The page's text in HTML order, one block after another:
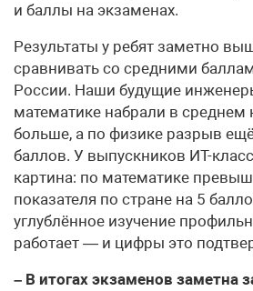
и баллы на экзаменах.
Результаты у ребят заметно
сравнивать со средними
России. Наши будущие
математике набрали в среднем
больше, а по физике разрыв
баллов. У выпускников ИТ-
картина: по математике
показателя по стране на 5
углублённое изучение
работает — и цифры это
– В итогах экзаменов заметна